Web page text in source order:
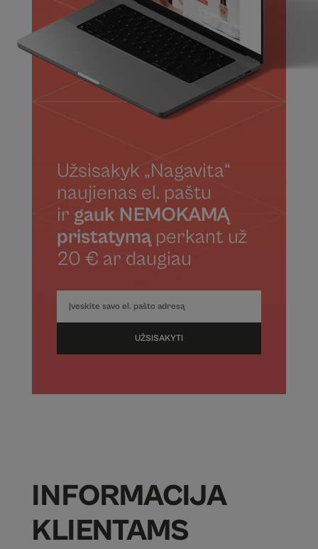
Užsisakyk „Nagavita“
naujienas el. paštu
ir gauk NEMOKAMĄ
pristatymąperkant už
20 € ar daugiau
UŽSISAKYTI
INFORMACIJA
KLIENTAMS